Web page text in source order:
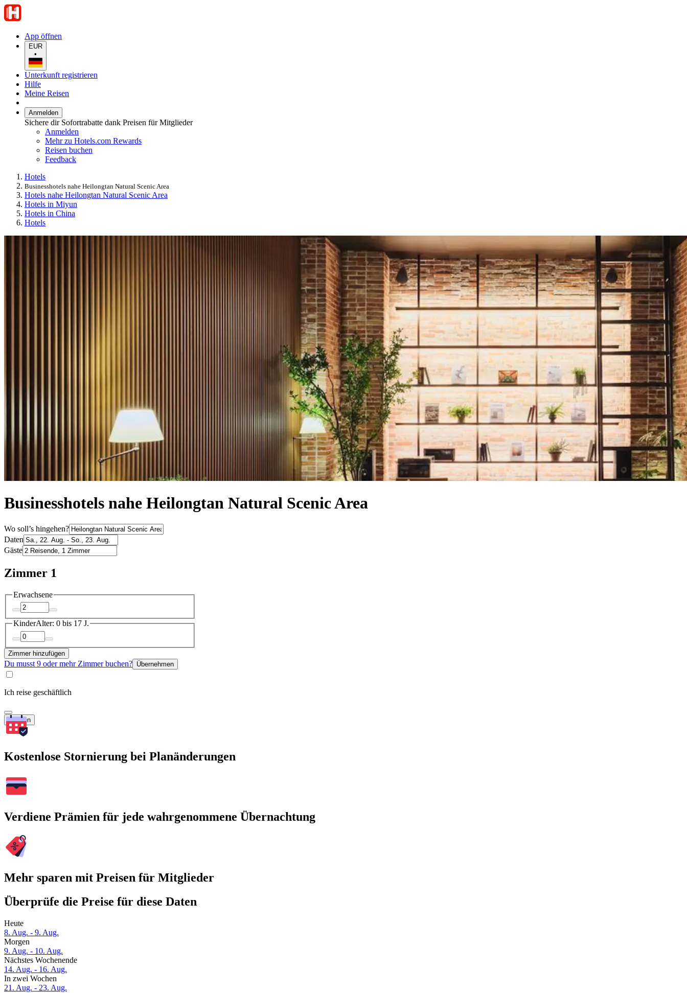
App öffnen
EUR
•
Unterkunft registrieren
Hilfe
Meine Reisen
Anmelden
Sichere dir Sofortrabatte dank Preisen für Mitglieder
Anmelden
Mehr zu Hotels.com Rewards
Reisen buchen
Feedback
Hotels
Businesshotels nahe Heilongtan Natural Scenic Area
Hotels nahe Heilongtan Natural Scenic Area
Hotels in Miyun
Hotels in China
Hotels
Businesshotels nahe Heilongtan Natural Scenic Area
Wo soll’s hingehen?
Daten
Gäste
Zimmer 1
Erwachsene
KinderAlter: 0 bis 17 J.
Zimmer hinzufügen
Du musst 9 oder mehr Zimmer buchen? Übernehmen
Ich reise geschäftlich
Suchen
Kostenlose Stornierung bei Planänderungen
Verdiene Prämien für jede wahrgenommene Übernachtung
Mehr sparen mit Preisen für Mitglieder
Überprüfe die Preise für diese Daten
Heute
8. Aug. - 9. Aug.
Morgen
9. Aug. - 10. Aug.
Nächstes Wochenende
14. Aug. - 16. Aug.
In zwei Wochen
21. Aug. - 23. Aug.